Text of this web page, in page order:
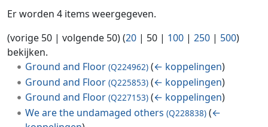
Er worden 4 items weergegeven.
(vorige 50 | volgende 50) (20 | 50 | 100 | 250 | 500)
bekijken.
Ground and Floor (Q224962) (← koppelingen)
Ground and Floor (Q225853) (← koppelingen)
Ground and Floor (Q227153) (← koppelingen)
We are the undamaged others (Q228838) (←